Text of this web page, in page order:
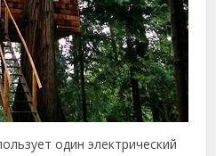
один электрический